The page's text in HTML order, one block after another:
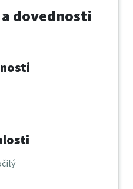
dovednosti